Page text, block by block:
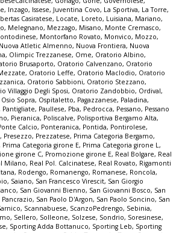
, Inzago, Issese, Juventina Covo, La Sportiva, La Torre,
Casiratese, Locate, Loreto, Luisiana, Mariano,
, Melegnano, Mezzago, Misano, Monte Cremasco,
, Montorfano Rovato, Monvico, Mozzo,
Nuova Atletic Almenno, Nuova Frontiera, Nuova
, Olimpic Trezzanese, Ome, Oratorio Albino,
Brusaporto, Oratorio Calvenzano, Oratorio
, Oratorio Leffe, Oratorio Maclodio, Oratorio
, Oratorio Sabbioni, Oratorio Stezzano,
Villaggio Degli Sposi, Oratorio Zandobbio, Ordival,
Osio Sopra, Ospitaletto, Pagazzanese, Paladina,
Pantigliate, Paullese, Pba, Pedrocca, Pessano, Pessano
, Pieranica, Poliscalve, Polisportiva Bergamo Alta,
Calcio, Ponteranica, Pontida, Pontirolese,
, Presezzo, Prezzatese, Prima Categoria Bergamo,
Prima Categoria girone E, Prima Categoria girone L,
girone C, Promozione girone E, Real Bolgare, Real
Milano, Real Pol. Calcinatese, Real Rovato, Rigamonti
, Rodengo, Romanengo, Romanese, Roncola,
, Saiano, San Francesco Virescit, San Giorgio
, San Giovanni Bienno, San Giovanni Bosco, San
Pancrazio, San Paolo D'Argon, San Paolo Soncino, San
, Scannabuese, ScanzoPedrengo, Sebinia,
, Sellero, Solleone, Solzese, Sondrio, Soresinese,
, Sporting Adda Bottanuco, Sporting Leb, Sporting